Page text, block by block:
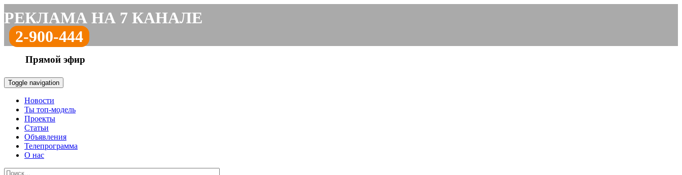
РЕКЛАМА НА 7 КАНАЛЕ
2-900-444
Прямой эфир
Toggle navigation
Новости
Ты топ-модель
Проекты
Статьи
Объявления
Телепрограмма
О нас